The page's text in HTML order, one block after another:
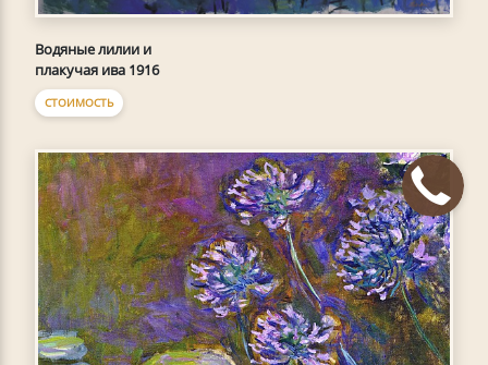
Водяные лилии и
плакучая ива 1916
СТОИМОСТЬ